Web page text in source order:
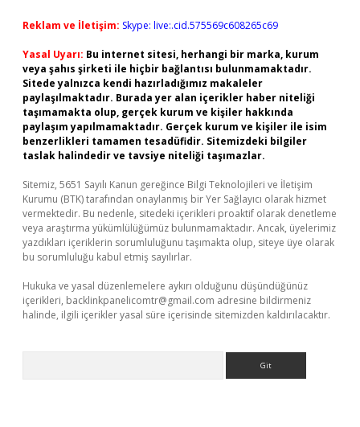
Reklam ve İletişim: Skype: live:.cid.575569c608265c69
Yasal Uyarı: Bu internet sitesi, herhangi bir marka, kurum
veya şahıs şirketi ile hiçbir bağlantısı bulunmamaktadır.
Sitede yalnızca kendi hazırladığımız makaleler
paylaşılmaktadır. Burada yer alan içerikler haber niteliği
taşımamakta olup, gerçek kurum ve kişiler hakkında
paylaşım yapılmamaktadır. Gerçek kurum ve kişiler ile isim
benzerlikleri tamamen tesadüfidir. Sitemizdeki bilgiler
taslak halindedir ve tavsiye niteliği taşımazlar.
Sitemiz, 5651 Sayılı Kanun gereğince Bilgi Teknolojileri ve İletişim
Kurumu (BTK) tarafından onaylanmış bir Yer Sağlayıcı olarak hizmet
vermektedir. Bu nedenle, sitedeki içerikleri proaktif olarak denetleme
veya araştırma yükümlülüğümüz bulunmamaktadır. Ancak, üyelerimiz
yazdıkları içeriklerin sorumluluğunu taşımakta olup, siteye üye olarak
bu sorumluluğu kabul etmiş sayılırlar.
Hukuka ve yasal düzenlemelere aykırı olduğunu düşündüğünüz
içerikleri, backlinkpanelicomtr@gmail.com adresine bildirmeniz
halinde, ilgili içerikler yasal süre içerisinde sitemizden kaldırılacaktır.